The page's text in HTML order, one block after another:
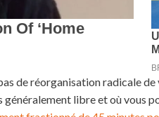
de réorganisation radicale
libre et où vous